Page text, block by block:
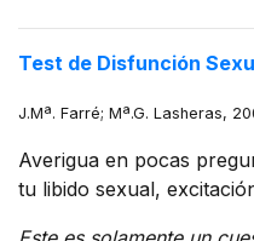
Test de Disfunción
J.Mª. Farré; Mª.G. Lasheras,
Averigua en pocas
tu libido sexual,